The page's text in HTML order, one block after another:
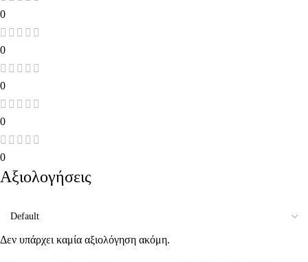
0
0
0
0
0
Αξιολογήσεις
Δεν υπάρχει καμία αξιολόγηση ακόμη.